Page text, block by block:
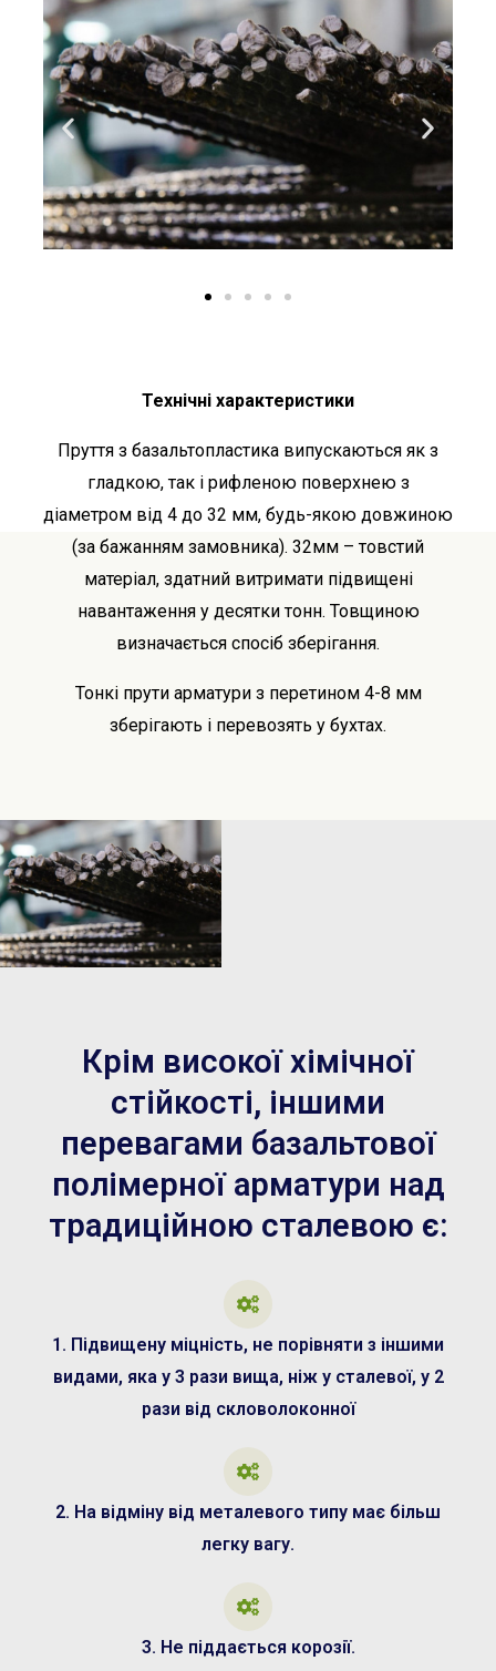
Технічні характеристики
Пруття з базальтопластика випускаються як з
гладкою, так і рифленою поверхнею з
діаметром від 4 до 32 мм, будь-якою довжиною
(за бажанням замовника). 32мм – товстий
матеріал, здатний витримати підвищені
навантаження у десятки тонн. Товщиною
визначається спосіб зберігання.
Тонкі прути арматури з перетином 4-8 мм
зберігають і перевозять у бухтах.
Крім високої хімічної
стійкості, іншими
перевагами базальтової
полімерної арматури над
традиційною сталевою є:
1. Підвищену міцність, не порівняти з іншими
видами, яка у 3 рази вища, ніж у сталевої, у 2
рази від скловолоконної
2. На відміну від металевого типу має більш
легку вагу.
3. Не піддається корозії.